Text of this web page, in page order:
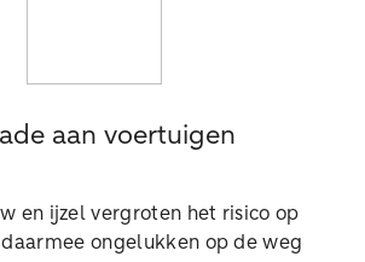
aan voertuigen
en ijzel vergroten het risico op
ongelukken op de weg